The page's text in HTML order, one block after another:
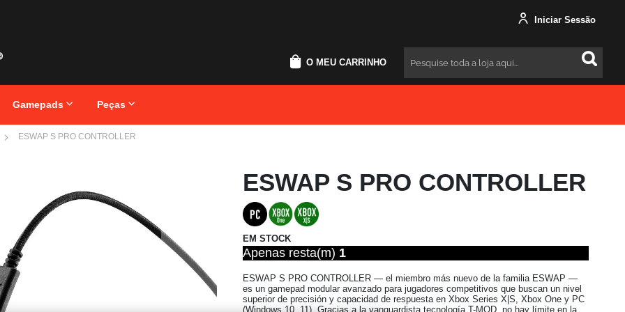
Iniciar Sessão
O MEU CARRINHO Pesquisar
Gamepads Peças
ESWAP S PRO CONTROLLER
Galeria
imagens
ESWAP S PRO CONTROLLER
EM STOCK
Apenas resta(m) 1
ESWAP S PRO CONTROLLER — el miembro más nuevo de la familia ESWAP —
es un gamepad modular avanzado para jugadores competitivos que buscan un nivel
superior de precisión y capacidad de respuesta en Xbox Series X|S, Xbox One y PC
(Windows 10, 11). Gracias a la vanguardista tecnología T-MOD, no hay límite en la